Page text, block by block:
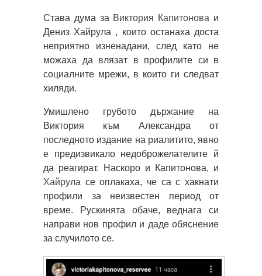
Става дума за Виктория Капитонова и
Дениз Хайрула , които останаха доста
неприятно изненадани, след като не
можаха да влязат в профилите си в
социалните мрежи, в които ги следват
хиляди.
Умишлено грубото държание на
Виктория към Александра от
последното издание на риалитито, явно
е предизвикало недоброжелателите й
да реагират. Наскоро и Капитонова, и
Хайрула се оплакаха, че са с хакнати
профили за неизвестен период от
време. Рускинята обаче, веднага си
направи нов профил и даде обяснение
за случилото се.